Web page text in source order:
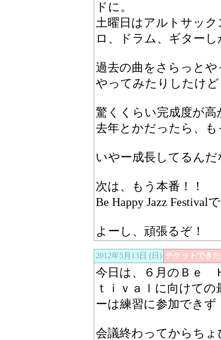
ドに。
土曜日はアルトサッ
ロ、ドラム、ギター
過去の曲をさらっと
やってみたりしたけ
驚くくらい完成度が高
去年とかだったら、
いやー成長してるん
次は、もう本番！！
Be Happy Jazz Festival
よーし、頑張るぞ！
2012年5月13日 (日) チケットでき
今日は、６月のＢｅ
ｔｉｖａｌに向けて
ーは練習に参加できず
会議終わってからち